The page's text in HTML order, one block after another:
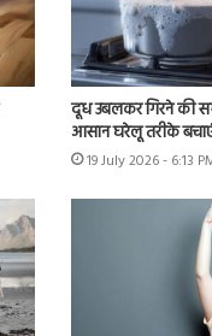
दूध उबलकर गिरने की
आसान घरेलू तरीके
19 July 2026 - 6:13